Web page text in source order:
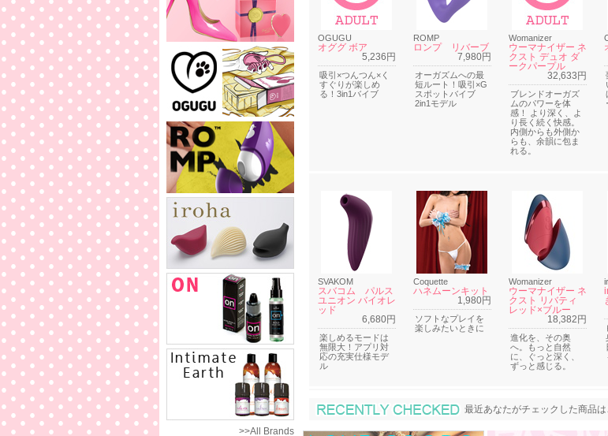
>>All Brands
OGUGU
オググ ボア
5,236円
吸引×つんつん×く
すぐりが楽しめ
る！3in1バイブ
ROMP
ロンプ リバーブ
7,980円
オーガズムへの最
短ルート！吸引×G
スポットバイブ
2in1モデル
Womanizer
ウーマナイザー ネ
クスト デュオ ダ
ークパープル
32,633円
ブレンドオーガズ
ムのパワーを体
感！ より深く、よ
り長く続く快感。
内側からも外側か
らも、余韻に包ま
れる。
SVAKOM
スバコム パルス
ユニオン バイオレ
ッド
6,680円
楽しめるモードは
無限大！アプリ対
応の充実仕様モデ
ル
Coquette
ハネムーンキット
1,980円
ソフトなプレイを
楽しみたいときに
Womanizer
ウーマナイザー ネ
クスト リバティ
レッド×ブルー
18,382円
進化を、その奥
へ。もっと自然
に、ぐっと深く、
ずっと感じる。
最近あなたがチェックした商品
最近あなたがチェックした商品は